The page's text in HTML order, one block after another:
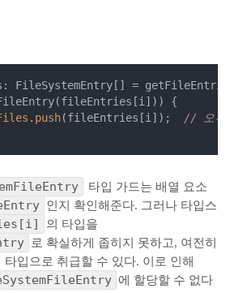
FileSystemEntry[] =
{
.push(fileEntries[i]); // 오류
타입 가드는 배열 요소
인지 확인해준다. 그러나 타입스
의 타입을
로 확실하게 좁히지 못하고, 여전히
타입으로 취급할 수 있다. 이로 인해
에 할당할 수 없다